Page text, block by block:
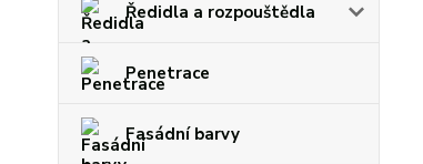
Ředidla a rozpouštědla
Penetrace
Fasádní barvy